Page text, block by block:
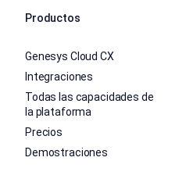
Productos
Genesys Cloud CX
Integraciones
Todas las capacidades de
la plataforma
Precios
Demostraciones